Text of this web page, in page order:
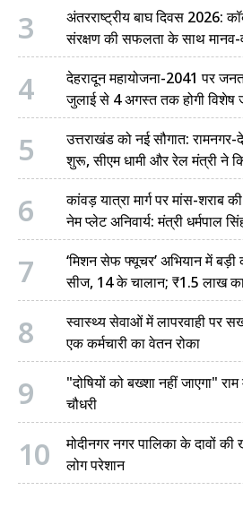
3
अंतरराष्ट्रीय बाघ दिवस 2026:
संरक्षण की सफलता के साथ मानव-
4
देहरादून महायोजना-2041 पर
जुलाई से 4 अगस्त तक होगी विशेष
5
उत्तराखंड को नई सौगात:
शुरू, सीएम धामी और रेल मंत्री ने
6
कांवड़ यात्रा मार्ग पर मांस-शराब
नेम प्लेट अनिवार्य: मंत्री धर्मपाल
7
‘मिशन सेफ फ्यूचर’ अभियान में बड़ी
सीज, 14 के चालान; ₹1.5 लाख का
8
स्वास्थ्य सेवाओं में लापरवाही पर
एक कर्मचारी का वेतन रोका
9
"दोषियों को बख्शा नहीं जाएगा"
चौधरी
10
मोदीनगर नगर पालिका के दावों
लोग परेशान